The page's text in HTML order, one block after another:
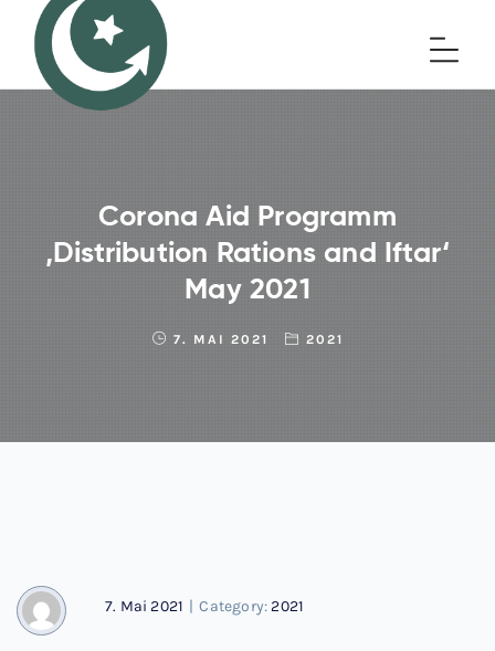
Corona Aid Programm
‚Distribution Rations and Iftar‘
May 2021
7. MAI 2021 2021
7. Mai 2021 | Category:2021